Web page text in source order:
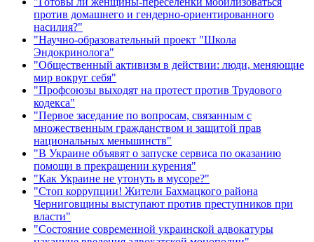
против домашнего и гендерно-ориентированного
насилия?"
"Научно-образовательный проект "Школа
Эндокринолога"
"Общественный активизм в действии: люди, меняющие
мир вокруг себя"
"Профсоюзы выходят на протест против Трудового
кодекса"
"Первое заседание по вопросам, связанным с
множественным гражданством и защитой прав
национальных меньшинств"
"В Украине объявят о запуске сервиса по оказанию
помощи в прекращении курения"
"Как Украине не утонуть в мусоре?"
"Стоп коррупции! Жители Бахмацкого района
Черниговщины выступают против преступников при
власти"
"Состояние современной украинской адвокатуры